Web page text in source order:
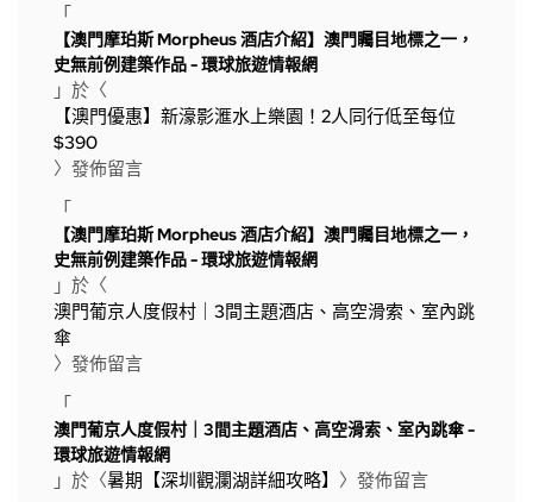
「
【澳門摩珀斯 Morpheus 酒店介紹】澳門矚目地標之一，
史無前例建築作品 - 環球旅遊情報網
」於〈
【澳門優惠】新濠影滙水上樂園！2人同行低至每位
$390
〉發佈留言
「
【澳門摩珀斯 Morpheus 酒店介紹】澳門矚目地標之一，
史無前例建築作品 - 環球旅遊情報網
」於〈
澳門葡京人度假村｜3間主題酒店、高空滑索、室內跳
傘
〉發佈留言
「
澳門葡京人度假村｜3間主題酒店、高空滑索、室內跳傘 -
環球旅遊情報網
」於〈暑期【深圳觀瀾湖詳細攻略】 〉發佈留言